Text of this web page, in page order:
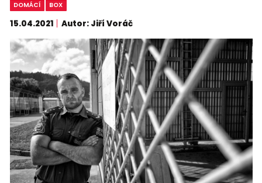
DOMÁCÍ BOX
15.04.2021 Autor: Jiří Voráč